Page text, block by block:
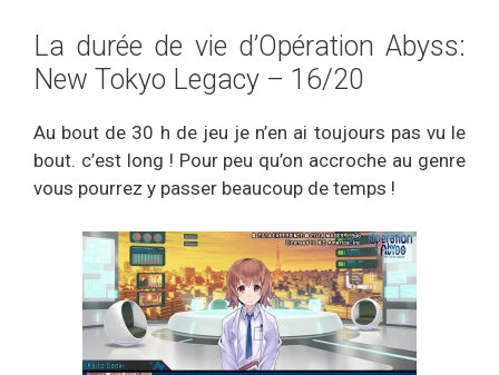
La durée de vie d’Opération Abyss:
New Tokyo Legacy – 16/20
Au bout de 30 h de jeu je n’en ai toujours pas vu le
bout. c’est long ! Pour peu qu’on accroche au genre
vous pourrez y passer beaucoup de temps !